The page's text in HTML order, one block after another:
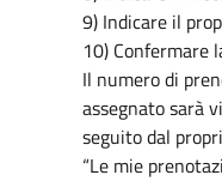
9) Indicare il
10) Confermare
Il numero di
assegnato sarà
seguito dal
“Le mie